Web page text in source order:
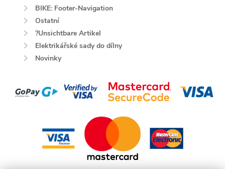
BIKE: Footer-Navigation
Ostatní
?Unsichtbare Artikel
Elektrikářské sady do dílny
Novinky